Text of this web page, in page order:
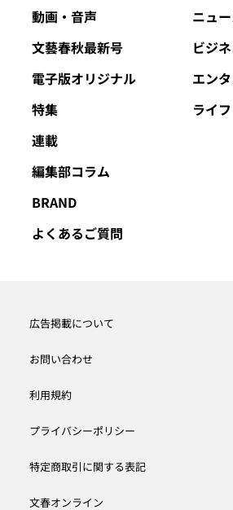
動画・音声
文藝春秋最新号
電子版オリジナル
特集
連載
編集部コラム
BRAND
よくあるご質問
ニュ
ビジ
エン
ライフ
広告掲載について
お問い合わせ
利用規約
プライバシーポリシー
特定商取引に関する表記
文春オンライン